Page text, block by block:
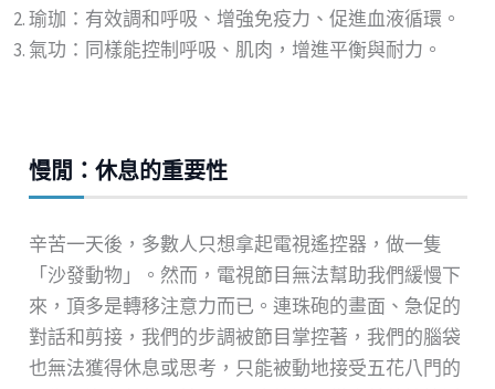
瑜珈：有效調和呼吸、增強免疫力、促進血液循環。
氣功：同樣能控制呼吸、肌肉，增進平衡與耐力。
慢閒：休息的重要性
辛苦一天後，多數人只想拿起電視遙控器，做一隻
「沙發動物」。然而，電視節目無法幫助我們緩慢下
來，頂多是轉移注意力而已。連珠砲的畫面、急促的
對話和剪接，我們的步調被節目掌控著，我們的腦袋
也無法獲得休息或思考，只能被動地接受五花八門的